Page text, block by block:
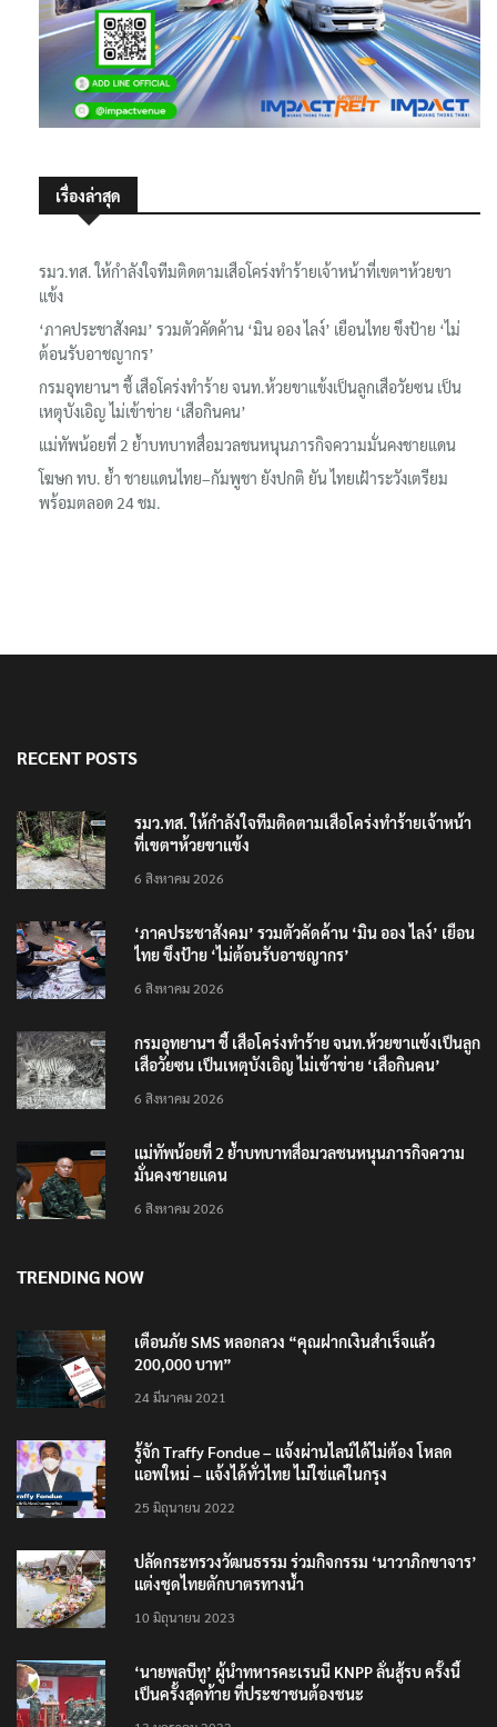
เรื่องล่าสุด
รมว.ทส. ให้กำลังใจทีมติดตามเสือโคร่งทำร้ายเจ้าหน้าที่เขตฯห้วยขา
แข้ง
‘ภาคประชาสังคม’ รวมตัวคัดค้าน ‘มิน ออง ไลง์’ เยือนไทย ขึงป้าย ‘ไม่
ต้อนรับอาชญากร’
กรมอุทยานฯ ชี้ เสือโคร่งทำร้าย จนท.ห้วยขาแข้งเป็นลูกเสือวัยซน เป็น
เหตุบังเอิญ ไม่เข้าข่าย ‘เสือกินคน’
แม่ทัพน้อยที่ 2 ย้ำบทบาทสื่อมวลชนหนุนภารกิจความมั่นคงชายแดน
โฆษก ทบ. ย้ำ ชายแดนไทย–กัมพูชา ยังปกติ ยัน ไทยเฝ้าระวังเตรียม
พร้อมตลอด 24 ชม.
RECENT POSTS
รมว.ทส. ให้กำลังใจทีมติดตามเสือโคร่งทำร้ายเจ้าหน้า
ที่เขตฯห้วยขาแข้ง
6 สิงหาคม 2026
‘ภาคประชาสังคม’ รวมตัวคัดค้าน ‘มิน ออง ไลง์’ เยือน
ไทย ขึงป้าย ‘ไม่ต้อนรับอาชญากร’
6 สิงหาคม 2026
กรมอุทยานฯ ชี้ เสือโคร่งทำร้าย จนท.ห้วยขาแข้งเป็นลูก
เสือวัยซน เป็นเหตุบังเอิญ ไม่เข้าข่าย ‘เสือกินคน’
6 สิงหาคม 2026
แม่ทัพน้อยที่ 2 ย้ำบทบาทสื่อมวลชนหนุนภารกิจความ
มั่นคงชายแดน
6 สิงหาคม 2026
TRENDING NOW
เตือนภัย SMS หลอกลวง “คุณฝากเงินสำเร็จแล้ว
200,000 บาท”
24 มีนาคม 2021
รู้จัก Traffy Fondue – แจ้งผ่านไลน์ได้ไม่ต้อง โหลด
แอพใหม่ – แจ้งได้ทั่วไทย ไม่ใช่แค่ในกรุง
25 มิถุนายน 2022
ปลัดกระทรวงวัฒนธรรม ร่วมกิจกรรม ‘นาวาภิกขาจาร’
แต่งชุดไทยตักบาตรทางน้ำ
10 มิถุนายน 2023
‘นายพลบีทู’ ผู้นำทหารคะเรนนี KNPP ลั่นสู้รบ ครั้งนี้
เป็นครั้งสุดท้าย ที่ประชาชนต้องชนะ